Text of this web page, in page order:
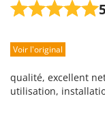
Prestations
Qualité / Prix
Voir l'original
qualité, excellent
utilisation,